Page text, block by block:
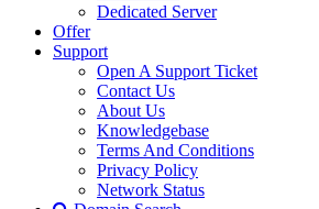
Dedicated Server
Offer
Support
Open A Support Ticket
Contact Us
About Us
Knowledgebase
Terms And Conditions
Privacy Policy
Network Status